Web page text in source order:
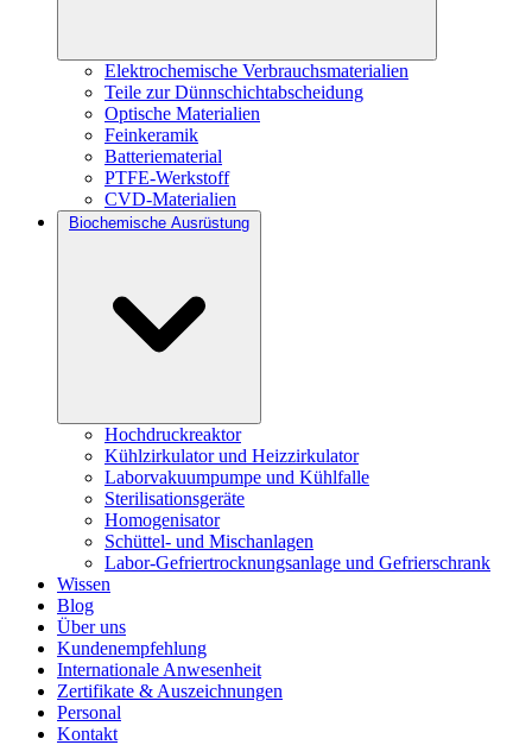
Elektrochemische Verbrauchsmaterialien
Teile zur Dünnschichtabscheidung
Optische Materialien
Feinkeramik
Batteriematerial
PTFE-Werkstoff
CVD-Materialien
Biochemische Ausrüstung
Hochdruckreaktor
Kühlzirkulator und Heizzirkulator
Laborvakuumpumpe und Kühlfalle
Sterilisationsgeräte
Homogenisator
Schüttel- und Mischanlagen
Labor-Gefriertrocknungsanlage und Gefrierschrank
Wissen
Blog
Über uns
Kundenempfehlung
Internationale Anwesenheit
Zertifikate & Auszeichnungen
Personal
Kontakt